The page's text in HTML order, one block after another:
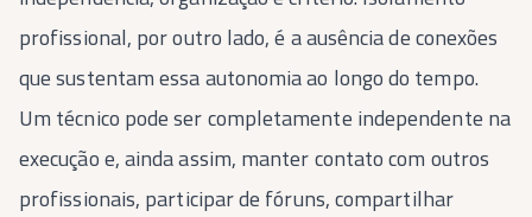
profissional, por outro lado, é a ausência de conexões
que sustentam essa autonomia ao longo do tempo.
Um técnico pode ser completamente independente na
execução e, ainda assim, manter contato com outros
profissionais, participar de fóruns, compartilhar